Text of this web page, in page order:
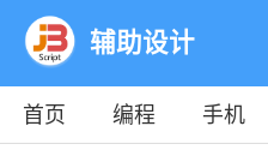
辅助设计
首页 编程 手机